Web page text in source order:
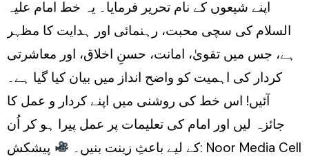
اپنے شیعوں کے نام تحریر فرمایا۔ یہ خط امام علیہ
السلام کی سچی محبت، رہنمائی اور ہدایت کا مظہر
ہے، جس میں تقویٰ، امانت، حسنِ اخلاق، اور معاشرتی
کردار کی اہمیت کو واضح انداز میں بیان کیا گیا ہے۔
آئیں! اس خط کی روشنی میں اپنے کردار و عمل کا
جائزہ لیں اور امام کی تعلیمات پر عمل پیرا ہو کر اُن
کے لیے باعثِ زینت بنیں۔
پیشکش: Noor Media Cell